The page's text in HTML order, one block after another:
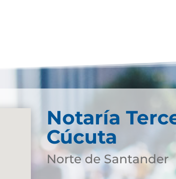
Notaría
Cúcuta
Norte de Santander